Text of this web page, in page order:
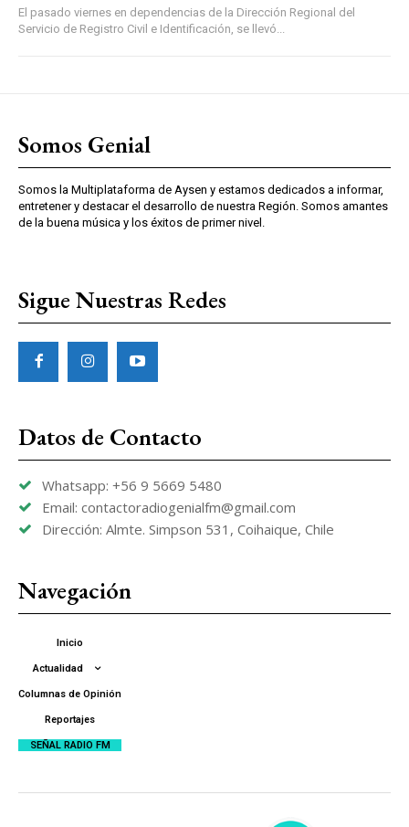
El pasado viernes en dependencias de la Dirección Regional del
Servicio de Registro Civil e Identificación, se llevó...
Somos Genial
Somos la Multiplataforma de Aysen y estamos dedicados a informar,
entretener y destacar el desarrollo de nuestra Región. Somos amantes
de la buena música y los éxitos de primer nivel.
Sigue Nuestras Redes
Datos de Contacto
Whatsapp: +56 9 5669 5480
Email: contactoradiogenialfm@gmail.com
Dirección: Almte. Simpson 531, Coihaique, Chile
Navegación
Inicio
Actualidad
Columnas de Opinión
Reportajes
SEÑAL RADIO FM